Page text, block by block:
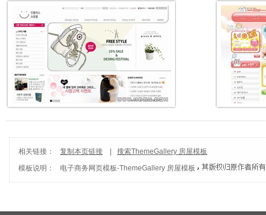
相关链接： 复制本页链接
搜索ThemeGallery 房屋模板
模板说明：
电子商务网页模板-ThemeGallery 房屋模板